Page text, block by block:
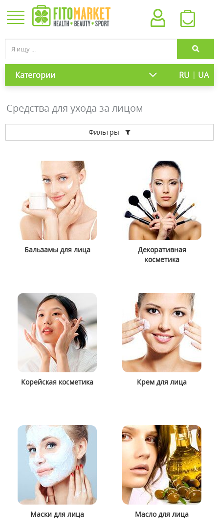
Категории RU | UA
Средства для ухода за лицом
Фильтры
Бальзамы для лица
Декоративная
косметика
Корейская косметика Крем для лица
Маски для лица Масло для лица